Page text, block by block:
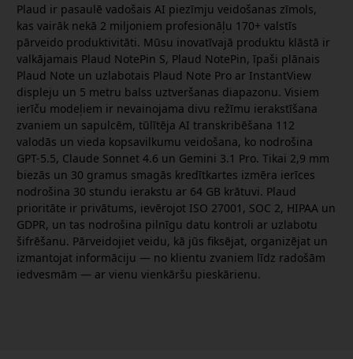
Plaud ir pasaulē vadošais AI piezīmju veidošanas zīmols,
kas vairāk nekā 2 miljoniem profesionāļu 170+ valstīs
pārveido produktivitāti. Mūsu inovatīvajā produktu klāstā ir
valkājamais Plaud NotePin S, Plaud NotePin, īpaši plānais
Plaud Note un uzlabotais Plaud Note Pro ar InstantView
displeju un 5 metru balss uztveršanas diapazonu. Visiem
ierīču modeļiem ir nevainojama divu režīmu ierakstīšana
zvaniem un sapulcēm, tūlītēja AI transkribēšana 112
valodās un vieda kopsavilkumu veidošana, ko nodrošina
GPT-5.5, Claude Sonnet 4.6 un Gemini 3.1 Pro. Tikai 2,9 mm
biezās un 30 gramus smagās kredītkartes izmēra ierīces
nodrošina 30 stundu ierakstu ar 64 GB krātuvi. Plaud
prioritāte ir privātums, ievērojot ISO 27001, SOC 2, HIPAA un
GDPR, un tas nodrošina pilnīgu datu kontroli ar uzlabotu
šifrēšanu. Pārveidojiet veidu, kā jūs fiksējat, organizējat un
izmantojat informāciju — no klientu zvaniem līdz radošām
iedvesmām — ar vienu vienkāršu pieskārienu.